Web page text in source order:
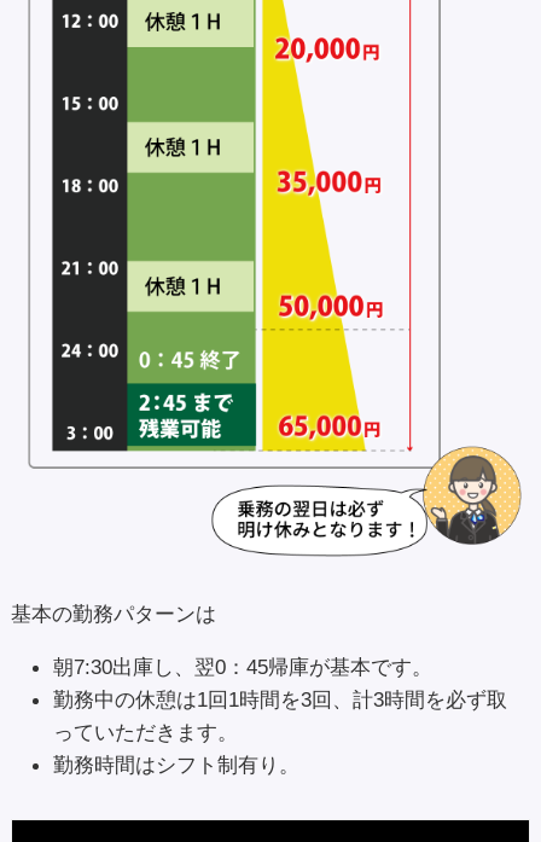
基本の勤務パターンは
朝7:30出庫し、翌0：45帰庫が基本です。
勤務中の休憩は1回1時間を3回、計3時間を必ず取
っていただきます。
勤務時間はシフト制有り。